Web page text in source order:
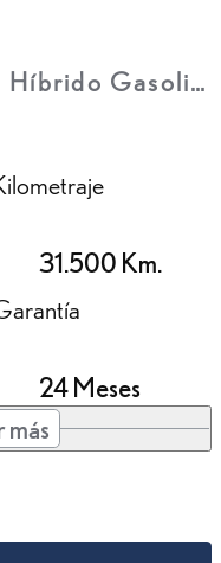
Híbrido
31.500 Km.
24 Meses